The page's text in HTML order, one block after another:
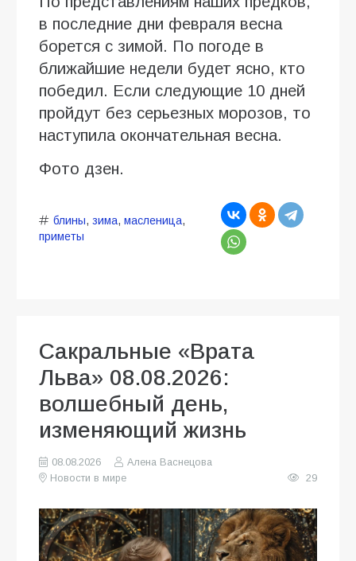
в последние дни февраля весна
борется с зимой. По погоде в
ближайшие недели будет ясно, кто
победил. Если следующие 10 дней
пройдут без серьезных морозов, то
наступила окончательная весна.
Фото дзен.
блины, зима, масленица,
приметы
Сакральные «Врата
Льва» 08.08.2026:
волшебный день,
изменяющий жизнь
08.08.2026
Алена Васнецова
Новости в мире
29